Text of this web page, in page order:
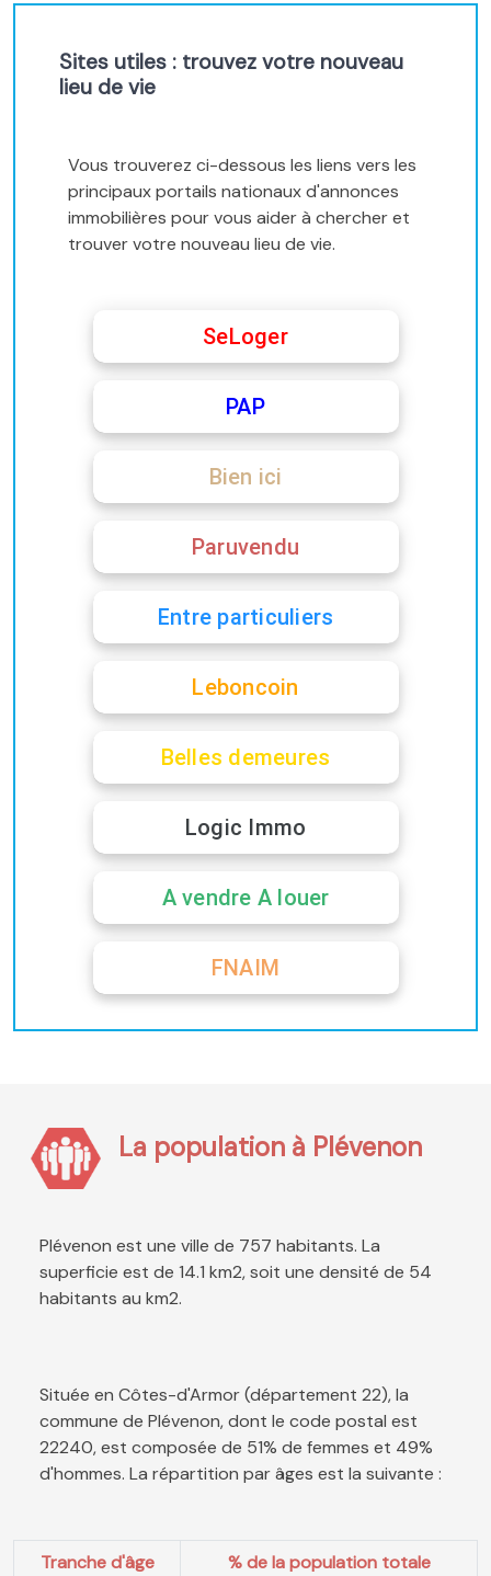
Sites utiles : trouvez votre nouveau
lieu de vie
Vous trouverez ci-dessous les liens vers les
principaux portails nationaux d'annonces
immobilières pour vous aider à chercher et
trouver votre nouveau lieu de vie.
SeLoger
PAP
Bien ici
Paruvendu
Entre particuliers
Leboncoin
Belles demeures
Logic Immo
A vendre A louer
FNAIM
La population à Plévenon
Plévenon est une ville de 757 habitants. La
superficie est de 14.1 km2, soit une densité de 54
habitants au km2.
Située en Côtes-d'Armor (département 22), la
commune de Plévenon, dont le code postal est
22240, est composée de 51% de femmes et 49%
d'hommes. La répartition par âges est la suivante :
Tranche d'âge
% de la population totale